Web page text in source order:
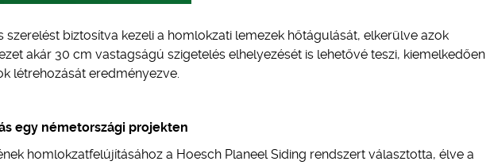
szerelést biztosítva kezeli a homlokzati lemezek hőtágulását, elkerülve azok
akár 30 cm vastagságú szigetelés elhelyezését is lehetővé teszi, kiemelkedően
létrehozását eredményezve.
egy németországi projekten
homlokzatfelújításához a Hoesch Planeel Siding rendszert választotta, élve a